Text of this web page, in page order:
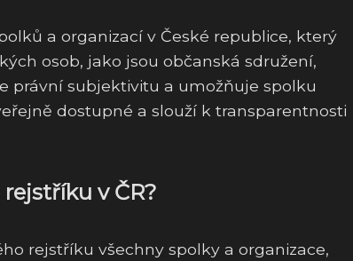
a organizací v České republice, který
osob, jako jsou občanská sdružení,
právní subjektivitu a umožňuje spolku
dostupné a slouží k transparentnosti
v ČR?
rejstříku všechny spolky a organizace,